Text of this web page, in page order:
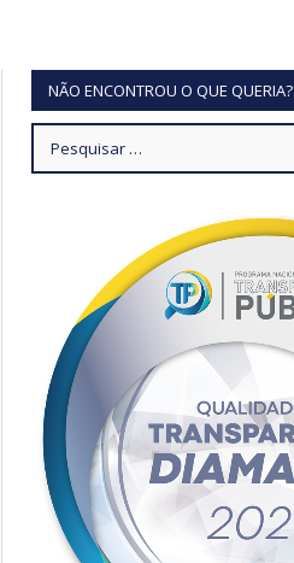
NÃO ENCONTROU O QUE QUERIA?